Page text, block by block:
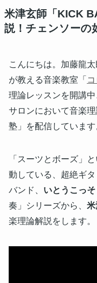
米津玄師「KICK
説！チェンソーの
こんにちは。加藤龍
が教える音楽教室「
理論レッスンを開講
サロンにおいて音楽
塾」を配信しています
「スーツとボーズ」
動している、超絶ギ
バンド、 いとうこっ
奏」シリーズから、 米
楽理論解説をします。